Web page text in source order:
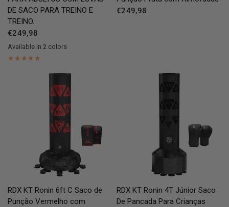
DE SACO PARA TREINO E
TREINO.
€249,98
Red Grey
Available in 2 colors
€249,98
QUICK VIEW
RDX KT Ronin 6ft C Saco de
Punção Vermelho com
QUICK VIEW
RDX KT Ronin 4T Júnior Saco
De Pancada Para Crianças